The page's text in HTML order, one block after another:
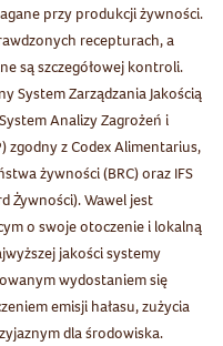
przy produkcji żywności.
recepturach, a
są szczegółowej kontroli.
System Zarządzania Jakością
Analizy Zagrożeń i
zgodny z Codex Alimentarius,
żywności (BRC) oraz IFS
Żywności). Wawel jest
o swoje otoczenie i lokalną
jakości systemy
wydostaniem się
emisji hałasu, zużycia
dla środowiska.